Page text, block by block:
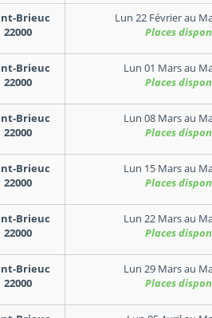
Brieuc
22000
Lun 22 Févrierau
Places
Brieuc
22000
Lun 01 Marsau
Places
Brieuc
22000
Lun 08 Marsau
Places
Brieuc
22000
Lun 15 Marsau
Places
Brieuc
22000
Lun 22 Marsau
Places
Brieuc
22000
Lun 29 Marsau
Places